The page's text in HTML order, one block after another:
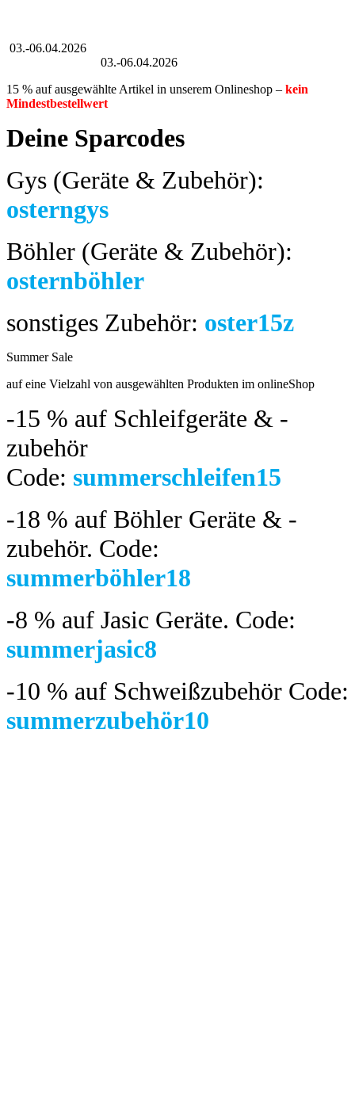
03.-06.04.2026
03.-06.04.2026
15 % auf ausgewählte Artikel in unserem Onlineshop – kein
Mindestbestellwert
Deine Sparcodes
Gys (Geräte & Zubehör):
osterngys
Böhler (Geräte & Zubehör):
osternböhler
sonstiges Zubehör: oster15z
Summer Sale
auf eine Vielzahl von ausgewählten Produkten im onlineShop
-15 % auf Schleifgeräte & -
zubehör
Code: summerschleifen15
-18 % auf Böhler Geräte & -
zubehör. Code:
summerböhler18
-8 % auf Jasic Geräte. Code:
summerjasic8
-10 % auf Schweißzubehör Code:
summerzubehör10